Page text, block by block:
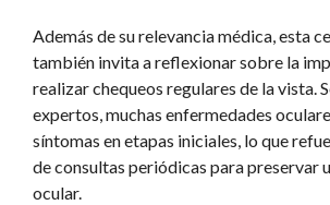
Además de su relevancia médica, esta
también invita a reflexionar sobre la
realizar chequeos regulares de la vista.
expertos, muchas enfermedades
síntomas en etapas iniciales, lo que
de consultas periódicas para preservar
ocular.